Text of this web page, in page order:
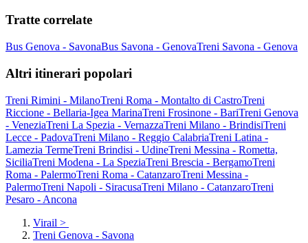
Tratte correlate
Bus Genova - SavonaBus Savona - GenovaTreni Savona - Genova
Altri itinerari popolari
Treni Rimini - MilanoTreni Roma - Montalto di CastroTreni
Riccione - Bellaria-Igea MarinaTreni Frosinone - BariTreni Genova
- VeneziaTreni La Spezia - VernazzaTreni Milano - BrindisiTreni
Lecce - PadovaTreni Milano - Reggio CalabriaTreni Latina -
Lamezia TermeTreni Brindisi - UdineTreni Messina - Rometta,
SiciliaTreni Modena - La SpeziaTreni Brescia - BergamoTreni
Roma - PalermoTreni Roma - CatanzaroTreni Messina -
PalermoTreni Napoli - SiracusaTreni Milano - CatanzaroTreni
Pesaro - Ancona
Virail >
Treni Genova - Savona